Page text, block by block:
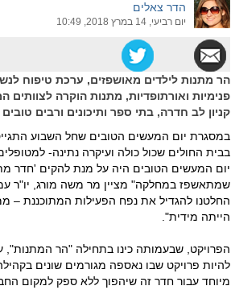
הדר צאלים
יום רביעי, 14 במרץ 2018, 10:49
הר מתנות לילדים מאושפזים, ערכת טיפוח
פנימיות ואורתופדיות, מתנות הוקרה
קניון לב חדרה, בתי ספר ותיכונים ורבים
במסגרת יום המעשים הטובים שחל השבוע
בבית החולים שכול כולה ועיקרה נתינה-
יום המעשים הטובים היה על מנת להקים 'חדר
שמתאשפז במחלקה" מציין מר משה מורג, יו"ר
החלטנו להגדיל את נפח הפעילות המתוכננת –
הייתה מידית".
הפרויקט, שבעמותה כינו בתחילה "הר
להיות פרויקט שבו נאספה מגורמים שונים
מיוחד עבור חדר זה שיהפוך ללא ספק למקום